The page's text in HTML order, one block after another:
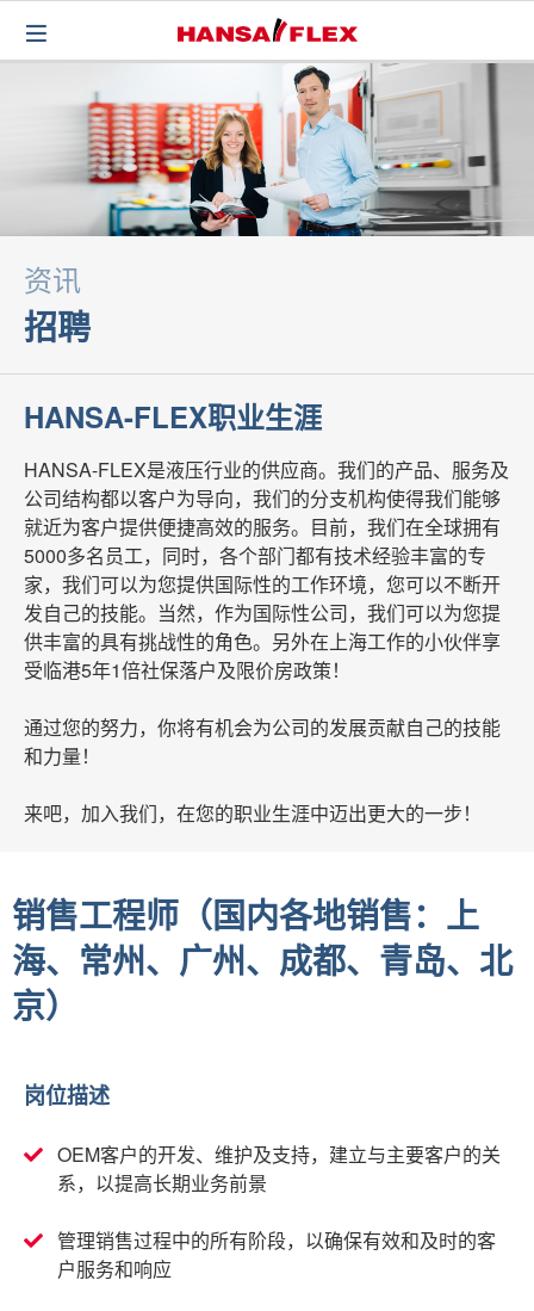
资讯
招聘
HANSA-FLEX职业生涯
HANSA-FLEX是液压行业的供应商。我们的产品、服务及
公司结构都以客户为导向，我们的分支机构使得我们能够
就近为客户提供便捷高效的服务。目前，我们在全球拥有
5000多名员工，同时，各个部门都有技术经验丰富的专
家，我们可以为您提供国际性的工作环境，您可以不断开
发自己的技能。当然，作为国际性公司，我们可以为您提
供丰富的具有挑战性的角色。另外在上海工作的小伙伴享
受临港5年1倍社保落户及限价房政策！
通过您的努力，你将有机会为公司的发展贡献自己的技能
和力量！
来吧，加入我们，在您的职业生涯中迈出更大的一步！
销售工程师（国内各地销售：上
海、常州、广州、成都、青岛、北
京）
岗位描述
OEM客户的开发、维护及支持，建立与主要客户的关
系，以提高长期业务前景
管理销售过程中的所有阶段，以确保有效和及时的客
户服务和响应